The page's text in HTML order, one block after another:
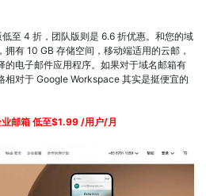
至 4 折，团队版则是 6.6 折优惠。和您的域
有 10 GB 存储空间，移动端适用的云邮，
的电子邮件应用程序。如果对于域名邮箱有
相对于 Google Workspace 其实是挺便宜的
邮箱 低至$1.99 /用户/月